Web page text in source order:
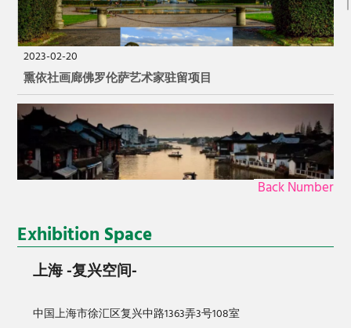
2023-02-20
熏依社画廊佛罗伦萨艺术家驻留项目
「艺术家的家」熏依社画廊水乡艺术家驻留项目
Back Number
Exhibition Space
上海-复兴空间-
中国上海市徐汇区复兴中路1363弄3号108室